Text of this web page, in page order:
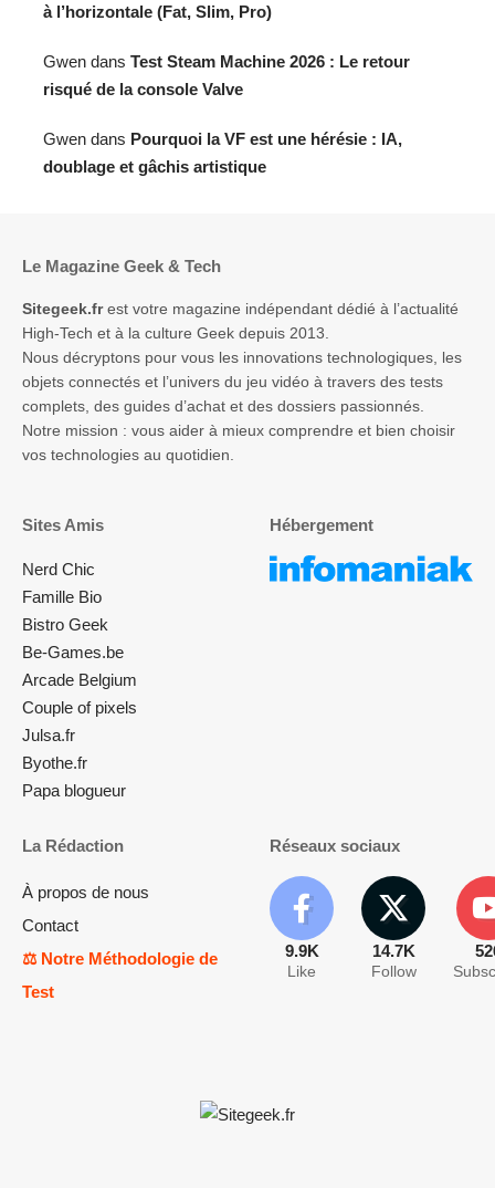
à l’horizontale (Fat, Slim, Pro)
Gwen dans Test Steam Machine 2026 : Le retour
risqué de la console Valve
Gwen dans Pourquoi la VF est une hérésie : IA,
doublage et gâchis artistique
Le Magazine Geek & Tech
Sitegeek.frest votre magazine indépendant dédié à l’actualité
High-Tech et à la culture Geek depuis 2013.
Nous décryptons pour vous les innovations technologiques, les
objets connectés et l’univers du jeu vidéo à travers des tests
complets, des guides d’achat et des dossiers passionnés.
Notre mission : vous aider à mieux comprendre et bien choisir
vos technologies au quotidien.
Sites Amis
Nerd Chic
Famille Bio
Bistro Geek
Be-Games.be
Arcade Belgium
Couple of pixels
Julsa.fr
Byothe.fr
Papa blogueur
Hébergement
La Rédaction
À propos de nous
Contact
⚖️ Notre Méthodologie de
Test
Réseaux sociaux
9.9K
Like
14.7K
Follow